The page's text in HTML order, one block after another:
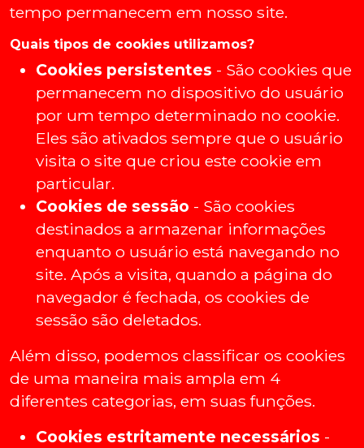
tempo permanecem em nosso site.
Quais tipos de cookies utilizamos?
Cookies persistentes - São cookies que
permanecem no dispositivo do usuário
por um tempo determinado no cookie.
Eles são ativados sempre que o usuário
visita o site que criou este cookie em
particular.
Cookies de sessão - São cookies
destinados a armazenar informações
enquanto o usuário está navegando no
site. Após a visita, quando a página do
navegador é fechada, os cookies de
sessão são deletados.
Além disso, podemos classificar os cookies
de uma maneira mais ampla em 4
diferentes categorias, em suas funções.
Cookies estritamente necessários -